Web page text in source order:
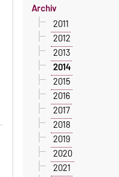
Archiv
2011
2012
2013
2014
2015
2016
2017
2018
2019
2020
2021